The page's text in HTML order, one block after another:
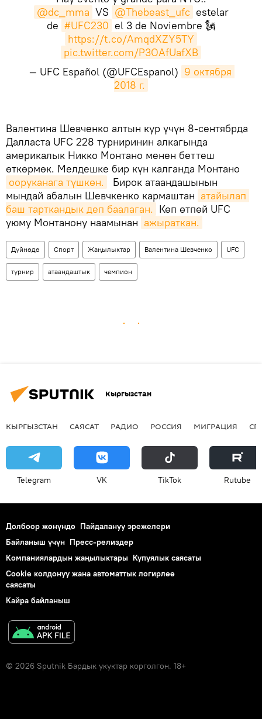
@dc_mma VS @Thebeast_ufc estelar
de #UFC230 el 3 de Noviembre 🗽
https://t.co/AmqdXZY5TY
pic.twitter.com/P3OAfUafXB
— UFC Español (@UFCEspanol) 9 октября
2018 г.
Валентина Шевченко алтын кур үчүн 8-сентябрда
Далласта UFC 228 турниринин алкагында
америкалык Никко Монтано менен беттеш
өткөрмөк. Мелдешке бир күн калганда Монтано
ооруканага түшкөн.
Бирок атаандашынын
мындай абалын Шевчкенко кармаштан атайылап
баш тарткандык деп баалаган. Көп өтпөй UFC
уюму Монтанону наамынан ажыраткан.
Дүйнөдө Спорт Жаңылыктар Валентина Шевченко UFC
турнир атаандаштык чемпион
Кыргызстан
КЫРГЫЗСТАН САЯСАТ РАДИО РОССИЯ МИГРАЦИЯ
Telegram VK ТikТоk Rutube
Долбоор жөнүндө Пайдалануу эрежелери
Байланыш үчүн Пресс-релиздер
Компаниялардын жаңылыктары Купуялык саясаты
Cookie колдонуу жана автоматтык логирлөө
саясаты
Кайра байланыш
© 2026 Sputnik Бардык укуктар корголгон. 18+